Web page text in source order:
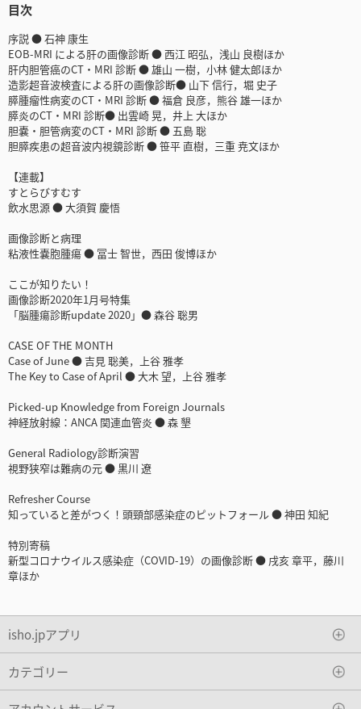
目次
序説 ● 石神 康生
EOB-MRI による肝の画像診断 ● 西江 昭弘，浅山 良樹ほか
肝内胆管癌のCT・MRI 診断 ● 雄山 一樹，小林 健太郎ほか
造影超音波検査による肝の画像診断● 山下 信行，堀 史子
膵腫瘤性病変のCT・MRI 診断 ● 福倉 良彦，熊谷 雄一ほか
膵炎のCT・MRI 診断● 出雲崎 晃，井上 大ほか
胆嚢・胆管病変のCT・MRI 診断 ● 五島 聡
胆膵疾患の超音波内視鏡診断 ● 笹平 直樹，三重 尭文ほか
【連載】
すとらびすむす
飲水思源 ● 大須賀 慶悟
画像診断と病理
粘液性嚢胞腫瘍 ● 冨士 智世，西田 俊博ほか
ここが知りたい！
画像診断2020年1月号特集
「脳腫瘍診断update 2020」● 森谷 聡男
CASE OF THE MONTH
Case of June ● 吉見 聡美，上谷 雅孝
The Key to Case of April ● 大木 望，上谷 雅孝
Picked-up Knowledge from Foreign Journals
神経放射線：ANCA 関連血管炎 ● 森 墾
General Radiology診断演習
視野狭窄は難病の元 ● 黒川 遼
Refresher Course
知っていると差がつく！頭頸部感染症のピットフォール ● 神田 知紀
特別寄稿
新型コロナウイルス感染症（COVID-19）の画像診断 ● 戌亥 章平，藤川
章ほか
isho.jpアプリ
カテゴリー